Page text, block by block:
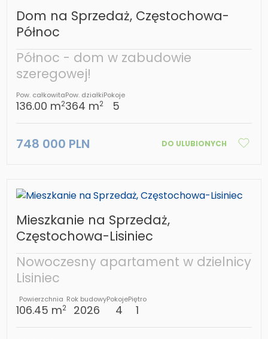
Dom na Sprzedaż, Częstochowa-
Północ
Północ - dom w zabudowie
szeregowej!
Pow. całkowita
136.00 m2
Pow. działki
364 m2
Pokoje
5
748 000 PLN DO ULUBIONYCH
Mieszkanie na Sprzedaż,
Częstochowa-Lisiniec
Nowoczesny apartament w dzielnicy
Lisiniec
Powierzchnia
106.45 m2
Rok budowy
2026
Pokoje
4
Piętro
1